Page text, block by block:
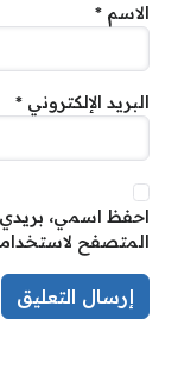
الاسم *
البريد الإلكتروني *
احفظ اسمي، بريدي
المتصفح